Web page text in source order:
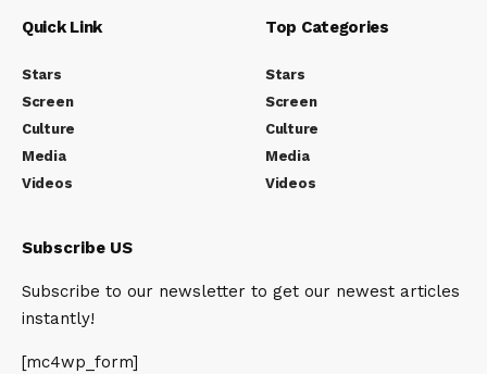
Quick Link
Stars
Screen
Culture
Media
Videos
Top Categories
Stars
Screen
Culture
Media
Videos
Subscribe US
Subscribe to our newsletter to get our newest articles
instantly!
[mc4wp_form]